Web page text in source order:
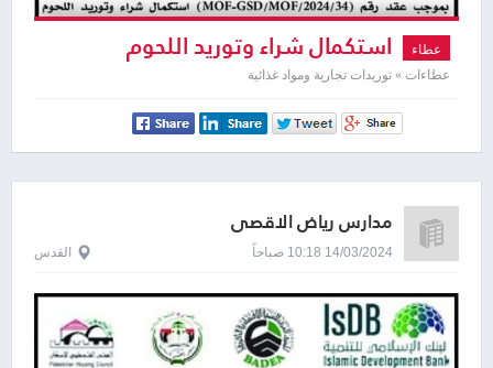
عطاء استكمال شراء وتوريد اللحوم
والدواجن للعام ٢٠٢٤
عطاءات » توريدات تجارية ومواد غذائية
مدارس رياض الاقصى
14/03/2024 10:18 صباحاً القدس